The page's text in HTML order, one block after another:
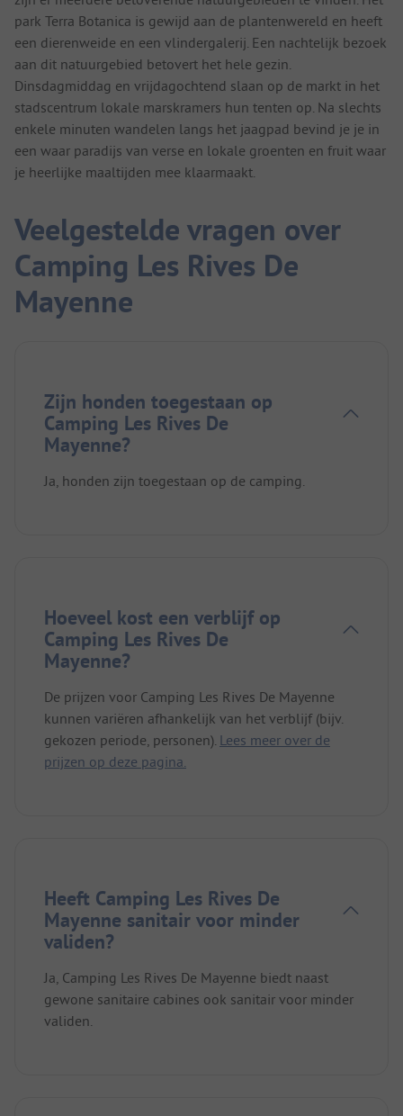
park Terra Botanica is gewijd aan de plantenwereld en heeft
een dierenweide en een vlindergalerij. Een nachtelijk bezoek
aan dit natuurgebied betovert het hele gezin.
Dinsdagmiddag en vrijdagochtend slaan op de markt in het
stadscentrum lokale marskramers hun tenten op. Na slechts
enkele minuten wandelen langs het jaagpad bevind je je in
een waar paradijs van verse en lokale groenten en fruit waar
je heerlijke maaltijden mee klaarmaakt.
Veelgestelde vragen over
Camping Les Rives De
Mayenne
Zijn honden toegestaan op
Camping Les Rives De
Mayenne?
Ja, honden zijn toegestaan op de camping.
Hoeveel kost een verblijf op
Camping Les Rives De
Mayenne?
De prijzen voor Camping Les Rives De Mayenne
kunnen variëren afhankelijk van het verblijf (bijv.
gekozen periode, personen). Lees meer over de
prijzen op deze pagina.
Heeft Camping Les Rives De
Mayenne sanitair voor minder
validen?
Ja, Camping Les Rives De Mayenne biedt naast
gewone sanitaire cabines ook sanitair voor minder
validen.